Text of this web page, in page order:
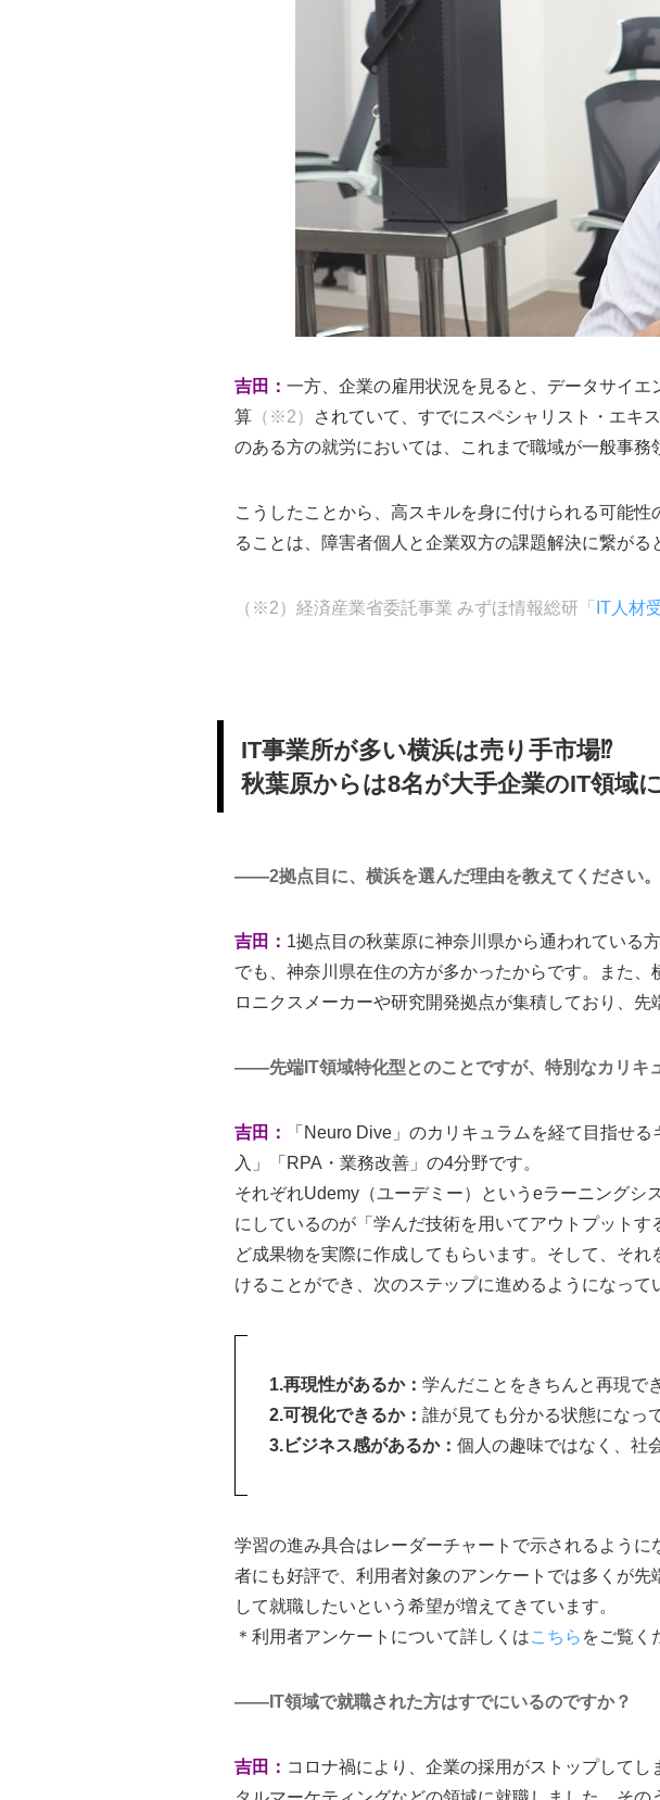
吉田： 一方、企業の雇用状況を見ると、データサイ
算 （※2）
されていて、すでにスペシャリスト・エキ
のある方の就労においては、これまで職域が一般事務
こうしたことから、高スキルを身に付けられる可能
ることは、障害者個人と企業双方の課題解決に繋が
（※2）経済産業省委託事業 みずほ情報総研「 IT人材
IT事業所が多い横浜は売り手市場⁉
秋葉原からは8名が大手企業のIT領域
――2拠点目に、横浜を選んだ理由を教えてください。
吉田： 1拠点目の秋葉原に神奈川県から通われている
でも、神奈川県在住の方が多かったからです。また
ロニクスメーカーや研究開発拠点が集積しており、
――先端IT領域特化型とのことですが、特別なカリキ
吉田：
「Neuro Dive」のカリキュラムを経て目指せ
入」「RPA・業務改善」の4分野です。
それぞれUdemy（ユーデミー）というeラーニングシ
にしているのが「学んだ技術を用いてアウトプット
ど成果物を実際に作成してもらいます。そして、そ
けることができ、次のステップに進めるようになっ
1.再現性があるか： 学んだことをきちんと再現で
2.可視化できるか： 誰が見ても分かる状態になっ
3.ビジネス感があるか： 個人の趣味ではなく、社
学習の進み具合はレーダーチャートで示されるよう
者にも好評で、利用者対象のアンケートでは多くが
して就職したいという希望が増えてきています。
＊利用者アンケートについて詳しくはこちら をご覧く
――IT領域で就職された方はすでにいるのですか？
吉田： コロナ禍により、企業の採用がストップして